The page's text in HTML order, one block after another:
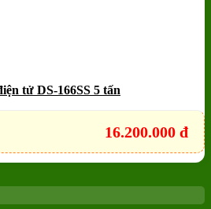
tử DS-166SS 5 tấn
16.200.000 đ